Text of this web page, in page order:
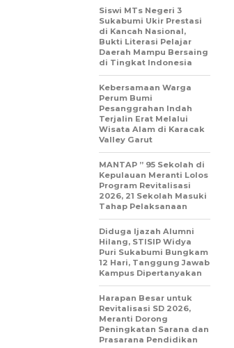
Siswi MTs Negeri 3
Sukabumi Ukir Prestasi
di Kancah Nasional,
Bukti Literasi Pelajar
Daerah Mampu Bersaing
di Tingkat Indonesia
Kebersamaan Warga
Perum Bumi
Pesanggrahan Indah
Terjalin Erat Melalui
Wisata Alam di Karacak
Valley Garut
MANTAP ” 95 Sekolah di
Kepulauan Meranti Lolos
Program Revitalisasi
2026, 21 Sekolah Masuki
Tahap Pelaksanaan
Diduga Ijazah Alumni
Hilang, STISIP Widya
Puri Sukabumi Bungkam
12 Hari, Tanggung Jawab
Kampus Dipertanyakan
Harapan Besar untuk
Revitalisasi SD 2026,
Meranti Dorong
Peningkatan Sarana dan
Prasarana Pendidikan